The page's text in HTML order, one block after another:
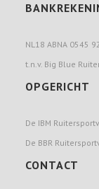
NL18 ABNA 0545
t.n.v. Big Blue
OPGERICHT
De IBM
De BBR
CONTACT